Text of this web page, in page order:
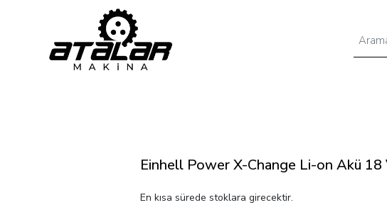
Einhell Power X-Change Li-on Akü
En kısa sürede stoklara girecektir.